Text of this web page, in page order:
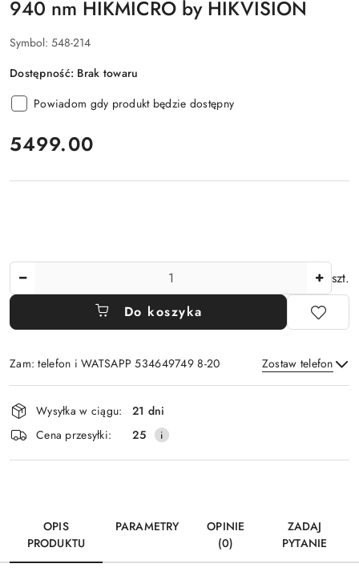
940 nm HIKMICRO by HIKVISION
Symbol: 548-214
Dostępność: Brak towaru
Powiadom gdy produkt będzie dostępny
cena:
5499.00
szt.
Do koszyka
Zam: telefon i WATSAPP 534649749 8-20 Zostaw telefon
Wyślij
Dostępność
i
dostawa
Wysyłka w ciągu:
21 dni
Cena przesyłki:
25
OPIS
PRODUKTU
PARAMETRY
OPINIE
(0)
ZADAJ
PYTANIE